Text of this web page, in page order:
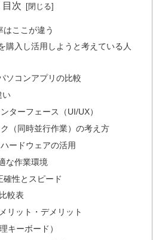
目次
はここが違う
購入し活用しようと考えている人
ソコンアプリの比較
い
ターフェース（UI/UX）
（同時並行作業）の考え方
ードウェアの活用
な作業環境
確性とスピード
較表
リット・デメリット
キーボード）